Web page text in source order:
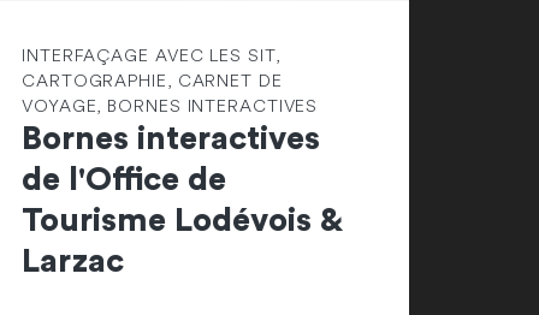
INTERFAÇAGE AVEC LES SIT,
CARTOGRAPHIE, CARNET DE
VOYAGE, BORNES INTERACTIVES
Bornes interactives
de l'Office de
Tourisme Lodévois &
Larzac